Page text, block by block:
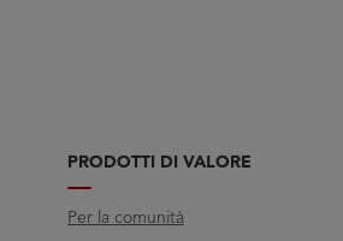
PRODOTTI DI VALORE
Per la comunità